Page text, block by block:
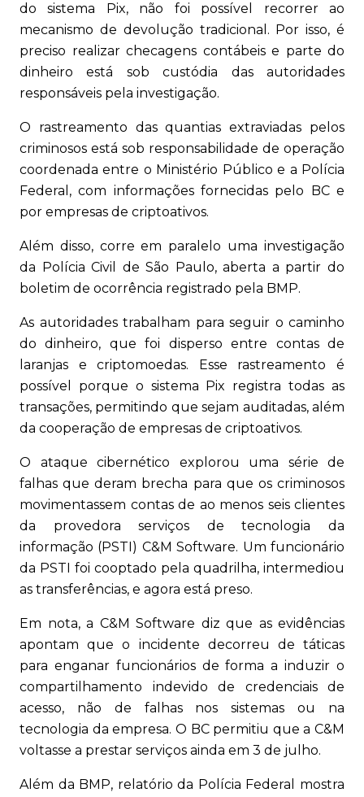
do sistema Pix, não foi possível recorrer ao
mecanismo de devolução tradicional. Por isso, é
preciso realizar checagens contábeis e parte do
dinheiro está sob custódia das autoridades
responsáveis pela investigação.
O rastreamento das quantias extraviadas pelos
criminosos está sob responsabilidade de operação
coordenada entre o Ministério Público e a Polícia
Federal, com informações fornecidas pelo BC e
por empresas de criptoativos.
Além disso, corre em paralelo uma investigação
da Polícia Civil de São Paulo, aberta a partir do
boletim de ocorrência registrado pela BMP.
As autoridades trabalham para seguir o caminho
do dinheiro, que foi disperso entre contas de
laranjas e criptomoedas. Esse rastreamento é
possível porque o sistema Pix registra todas as
transações, permitindo que sejam auditadas, além
da cooperação de empresas de criptoativos.
O ataque cibernético explorou uma série de
falhas que deram brecha para que os criminosos
movimentassem contas de ao menos seis clientes
da provedora serviços de tecnologia da
informação (PSTI) C&M Software. Um funcionário
da PSTI foi cooptado pela quadrilha, intermediou
as transferências, e agora está preso.
Em nota, a C&M Software diz que as evidências
apontam que o incidente decorreu de táticas
para enganar funcionários de forma a induzir o
compartilhamento indevido de credenciais de
acesso, não de falhas nos sistemas ou na
tecnologia da empresa. O BC permitiu que a C&M
voltasse a prestar serviços ainda em 3 de julho.
Além da BMP, relatório da Polícia Federal mostra